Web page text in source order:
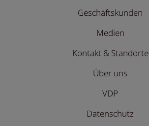
Geschäftskunden
Medien
Kontakt & Standorte
Über uns
VDP
Datenschutz